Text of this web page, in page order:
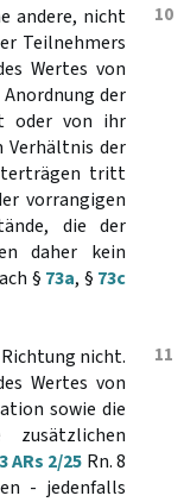
10
andere, nicht
Teilnehmers
Wertes von
der
oder von ihr
Verhältnis der
tritt
vorrangigen
die der
daher kein
§ 73a, § 73c
11
nicht.
Wertes von
sowie die
zusätzlichen
3 ARs 2/25 Rn. 8
- jedenfalls